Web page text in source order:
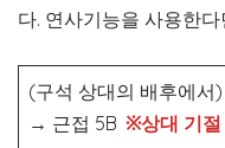
다. 연사기능을 사용한
(구석 상대의 배후에서
→ 근접 5B ※상대 기절